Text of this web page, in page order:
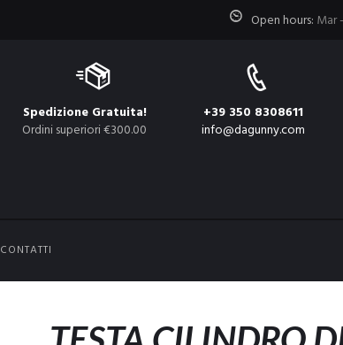
Open hours: Mar
Spedizione Gratuita!
Ordini superiori €300.00
+39 350 8308611
info@dagunny.com
CONTATTI